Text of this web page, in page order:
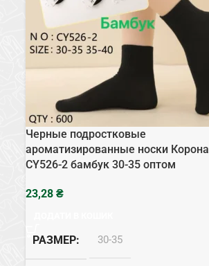
Черные подростковые
ароматизированные носки Корона
CY526-2 бамбук 30-35 оптом
₴
РАЗМЕР 30-35